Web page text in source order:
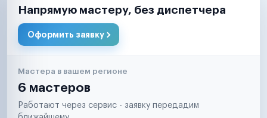
Напрямую мастеру, без диспетчера
Оформить заявку
Мастера в вашем регионе
6 мастеров
Работают через сервис - заявку передадим